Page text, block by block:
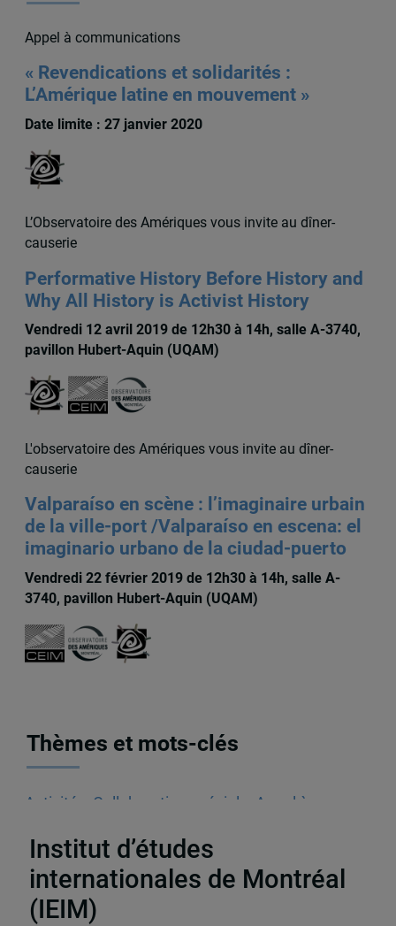
Appel à communications
« Revendications et solidarités :
L’Amérique latine en mouvement »
Date limite : 27 janvier 2020
L’Observatoire des Amériques vous invite au dîner-
causerie
Performative History Before History and
Why All History is Activist History
Vendredi 12 avril 2019 de 12h30 à 14h, salle A-3740,
pavillon Hubert-Aquin (UQAM)
L'observatoire des Amériques vous invite au dîner-
causerie
Valparaíso en scène : l’imaginaire urbain
de la ville-port /Valparaíso en escena: el
imaginario urbano de la ciudad-puerto
Vendredi 22 février 2019 de 12h30 à 14h, salle A-
3740, pavillon Hubert-Aquin (UQAM)
Thèmes et mots-clés
Activités Collaboration spéciale
Appel à
Institut d’études
internationales de Montréal
(IEIM)